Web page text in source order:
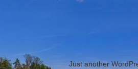
Just another